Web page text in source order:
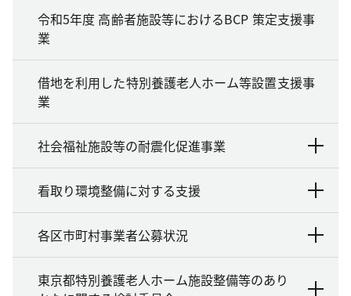
令和5年度 高齢者施設等におけるBCP 策定支援事
業
借地を利用した特別養護老人ホーム等設置支援事
業
社会福祉施設等の耐震化促進事業
看取り環境整備に対する支援
各区市町村事業者公募状況
東京都特別養護老人ホーム施設整備等のあり